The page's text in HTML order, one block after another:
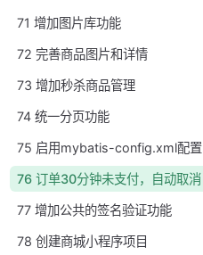
71 增加图片库功能
72 完善商品图片和详情
73 增加秒杀商品管理
74 统一分页功能
75 启用mybatis-config.xml配置
76 订单30分钟未支付，自动取消
77 增加公共的签名验证功能
78 创建商城小程序项目